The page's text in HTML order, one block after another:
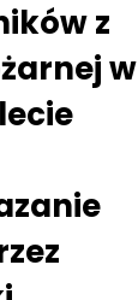
z
w